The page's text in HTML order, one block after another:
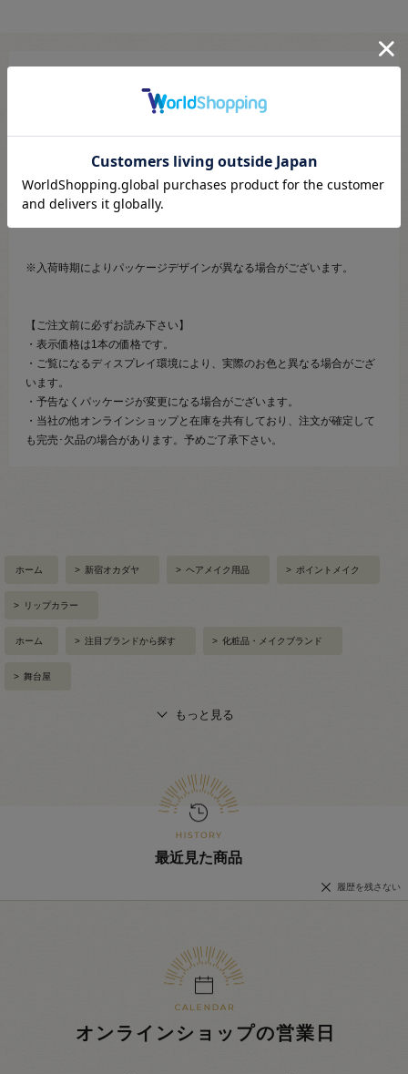
【商品の説明】
一度塗りで見たままの色が付きます。
コスプレイヤーの方にもオススメ。
※入荷時期によりパッケージデザインが異なる場合がございます。
【ご注文前に必ずお読み下さい】
・表示価格は1本の価格です。
・ご覧になるディスプレイ環境により、実際のお色と異なる場合がござ
います。
・予告なくパッケージが変更になる場合がございます。
・当社の他オンラインショップと在庫を共有しており、注文が確定して
も完売･欠品の場合があります。予めご了承下さい。
ホーム > 新宿オカダヤ > ヘアメイク用品 > ポイントメイク
> リップカラー
ホーム > 注目ブランドから探す > 化粧品・メイクブランド
> 舞台屋
もっと見る
最近見た商品
履歴を残さない
オンラインショップの営業日